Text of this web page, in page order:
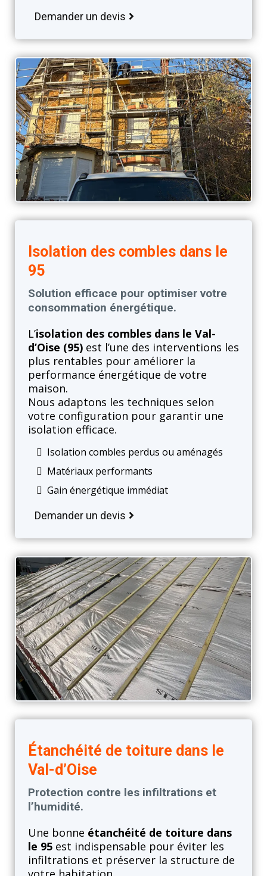
Demander un devis
Isolation des combles dans le
95
Solution efficace pour optimiser votre
consommation énergétique.
L’isolation des combles dans le Val-
d’Oise (95) est l’une des interventions les
plus rentables pour améliorer la
performance énergétique de votre
maison.
Nous adaptons les techniques selon
votre configuration pour garantir une
isolation efficace.
Isolation combles perdus ou aménagés
Matériaux performants
Gain énergétique immédiat
Demander un devis
Étanchéité de toiture dans le
Val-d’Oise
Protection contre les infiltrations et
l’humidité.
Une bonne étanchéité de toiture dans
le 95 est indispensable pour éviter les
infiltrations et préserver la structure de